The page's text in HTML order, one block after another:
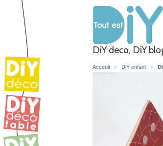
DiY deco, DiY
Acceuil > DiY enfant >